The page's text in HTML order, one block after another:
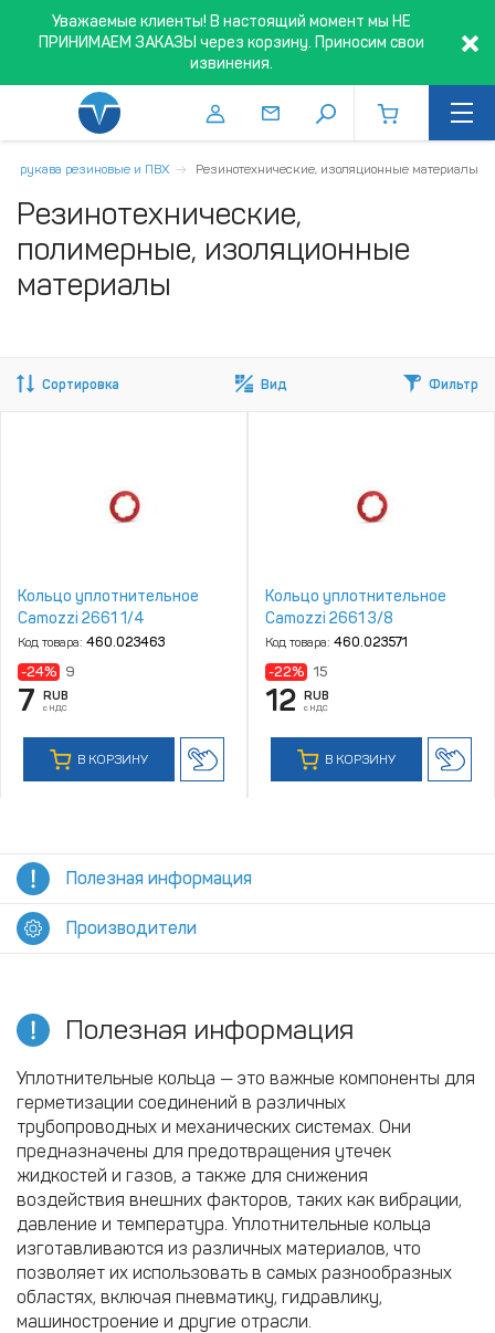
Уважаемые клиенты! В настоящий момент мы НЕ
ПРИНИМАЕМ ЗАКАЗЫ через корзину. Приносим свои
извинения.
рукава резиновые и ПВХ Резинотехнические, изоляционные материалы
Резинотехнические,
полимерные, изоляционные
материалы
Сортировка Вид Фильтр
Кольцо уплотнительное
Camozzi 2661 1/4
Код товара: 460.023463
-24% 9
7 RUB
с НДС
В КОРЗИНУ
Кольцо уплотнительное
Camozzi 2661 3/8
Код товара: 460.023571
-22% 15
12 RUB
с НДС
В КОРЗИНУ
Полезная информация
Производители
Полезная информация
Уплотнительные кольца — это важные компоненты для
герметизации соединений в различных
трубопроводных и механических системах. Они
предназначены для предотвращения утечек
жидкостей и газов, а также для снижения
воздействия внешних факторов, таких как вибрации,
давление и температура. Уплотнительные кольца
изготавливаются из различных материалов, что
позволяет их использовать в самых разнообразных
областях, включая пневматику, гидравлику,
машиностроение и другие отрасли.